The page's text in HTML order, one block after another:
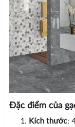
Đặc điểm của
Kích thước: